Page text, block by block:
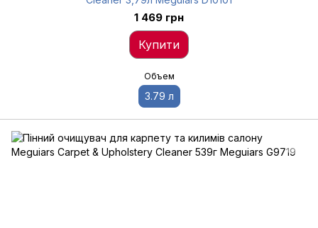
1 469 грн
Купити
Объем
3.79 л